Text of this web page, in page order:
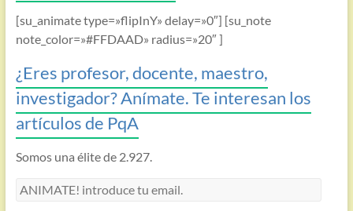
[su_animate type=»flipInY» delay=»0″] [su_note
note_color=»#FFDAAD» radius=»20″ ]
¿Eres profesor, docente, maestro,
investigador? Anímate. Te interesan los
artículos de PqA
Somos una élite de 2.927.
ANIMATE!